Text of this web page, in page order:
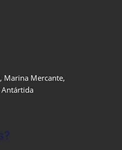
Marina Mercante,